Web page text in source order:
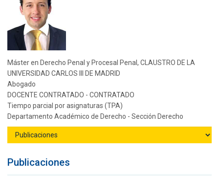
Máster en Derecho Penal y Procesal Penal, CLAUSTRO DE LA
UNIVERSIDAD CARLOS III DE MADRID
Abogado
DOCENTE CONTRATADO - CONTRATADO
Tiempo parcial por asignaturas (TPA)
Departamento Académico de Derecho - Sección Derecho
Publicaciones